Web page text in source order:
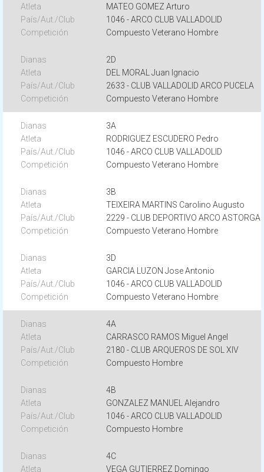
MATEO GOMEZ Arturo
1046 - ARCO CLUB VALLADOLID
Compuesto Veterano Hombre
2D
DEL MORAL Juan Ignacio
2633 - CLUB VALLADOLID ARCO PUCELA
Compuesto Veterano Hombre
3A
RODRIGUEZ ESCUDERO Pedro
1046 - ARCO CLUB VALLADOLID
Compuesto Veterano Hombre
3B
TEIXEIRA MARTINS Carolino Augusto
2229 - CLUB DEPORTIVO ARCO ASTORGA
Compuesto Veterano Hombre
3D
GARCIA LUZON Jose Antonio
1046 - ARCO CLUB VALLADOLID
Compuesto Veterano Hombre
4A
CARRASCO RAMOS Miguel Angel
2180 - CLUB ARQUEROS DE SOL XIV
Compuesto Hombre
4B
GONZALEZ MANUEL Alejandro
1046 - ARCO CLUB VALLADOLID
Compuesto Hombre
4C
VEGA GUTIERREZ Domingo